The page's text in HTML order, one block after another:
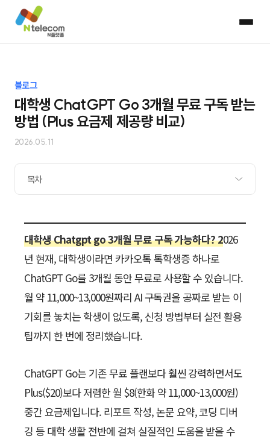
블로그
대학생 ChatGPT Go 3개월 무료 구독 받는
방법 (Plus 요금제 제공량 비교)
2026.05.11
목차
대학생 Chatgpt go 3개월 무료 구독 가능하다? 2026
년 현재, 대학생이라면 카카오톡 톡학생증 하나로
ChatGPT Go를 3개월 동안 무료로 사용할 수 있습니다.
월 약 11,000~13,000원짜리 AI 구독권을 공짜로 받는 이
기회를 놓치는 학생이 없도록, 신청 방법부터 실전 활용
팁까지 한 번에 정리했습니다.
ChatGPT Go는 기존 무료 플랜보다 훨씬 강력하면서도
Plus($20)보다 저렴한 월 $8(한화 약 11,000~13,000원)
중간 요금제입니다. 리포트 작성, 논문 요약, 코딩 디버
깅 등 대학 생활 전반에 걸쳐 실질적인 도움을 받을 수